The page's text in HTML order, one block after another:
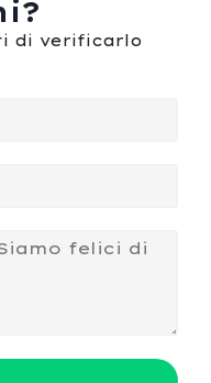
di verificarlo